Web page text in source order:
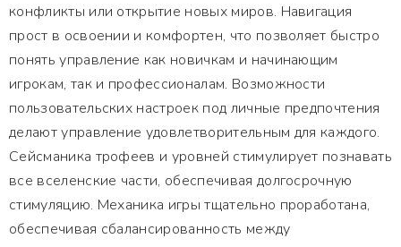
конфликты или открытие новых миров. Навигация
прост в освоении и комфортен, что позволяет быстро
понять управление как новичкам и начинающим
игрокам, так и профессионалам. Возможности
пользовательских настроек под личные предпочтения
делают управление удовлетворительным для каждого.
Сейсманика трофеев и уровней стимулирует познавать
все вселенские части, обеспечивая долгосрочную
стимуляцию. Механика игры тщательно проработана,
обеспечивая сбалансированность между